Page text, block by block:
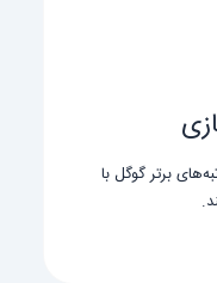
برتر گوگل با